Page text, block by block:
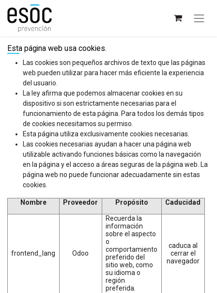
Esta página web usa cookies.
Las cookies son pequeños archivos de texto que las páginas
web pueden utilizar para hacer más eficiente la experiencia
del usuario.
La ley afirma que podemos almacenar cookies en su
dispositivo si son estrictamente necesarias para el
funcionamiento de esta página. Para todos los demás tipos
de cookies necesitamos su permiso.
Esta página utiliza exclusivamente cookies necesarias.
Las cookies necesarias ayudan a hacer una página web
utilizable activando funciones básicas como la navegación
en la página y el acceso a áreas seguras de la página web. La
página web no puede funcionar adecuadamente sin estas
cookies.
Nombre Proveedor Propósito Caducidad
frontend_lang Odoo
Recuerda la
información
sobre el aspecto
o
comportamiento
preferido del
sitio web, como
su idioma o
región
preferida.
caduca al
cerrar el
navegador